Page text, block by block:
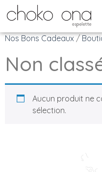
Nos Bons Cadeaux /
Non
Aucun produit ne
sélection.